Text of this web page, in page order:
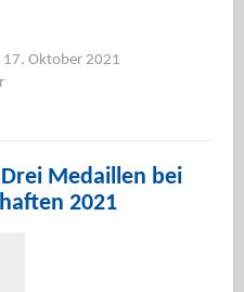
17. Oktober 2021
Medaillen bei
2021